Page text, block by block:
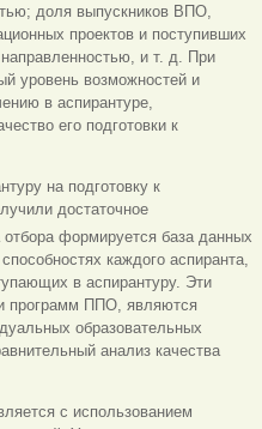
доля выпускников ВПО,
проектов и поступивших
и т. д. При
уровень возможностей и
в аспирантуре,
его подготовки к
на подготовку к
достаточное
формируется база данных
каждого аспиранта,
в аспирантуру. Эти
программ ППО, являются
образовательных
анализ качества
с использованием